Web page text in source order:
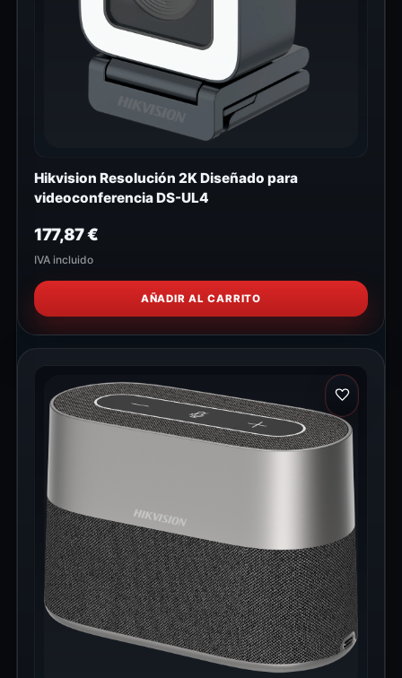
Hikvision Resolución 2K Diseñado para
videoconferencia DS-UL4
177,87€
IVA incluido
AÑADIR AL CARRITO